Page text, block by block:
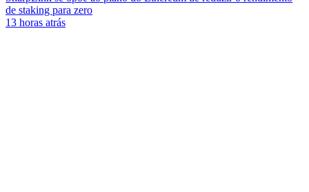
de staking para zero
13 horas atrás